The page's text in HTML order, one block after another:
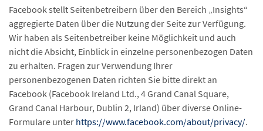
Facebook stellt Seitenbetreibern über den Bereich „Insights“
aggregierte Daten über die Nutzung der Seite zur Verfügung.
Wir haben als Seitenbetreiber keine Möglichkeit und auch
nicht die Absicht, Einblick in einzelne personenbezogen Daten
zu erhalten. Fragen zur Verwendung Ihrer
personenbezogenen Daten richten Sie bitte direkt an
Facebook (Facebook Ireland Ltd., 4 Grand Canal Square,
Grand Canal Harbour, Dublin 2, Irland) über diverse Online-
Formulare unter https://www.facebook.com/about/privacy/.